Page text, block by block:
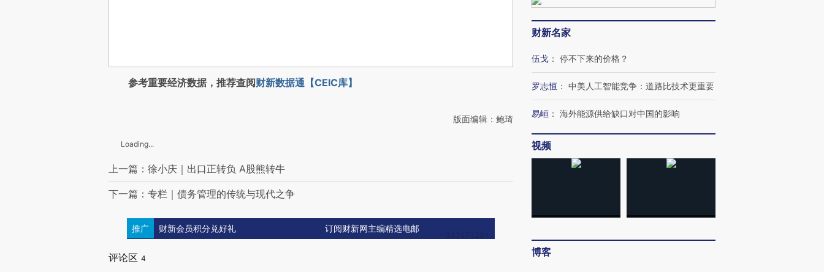
参考重要经济数据，推荐查阅财新数据通【CEIC库】
版面编辑：鲍琦
Loading...
上一篇：徐小庆｜出口正转负 A股熊转牛
下一篇：专栏｜债务管理的传统与现代之争
推广 财新会员积分兑好礼 订阅财新网主编精选电邮
评论区 4
财新名家
伍戈 ： 停不下来的价格？
罗志恒 ： 中美人工智能竞争：道路比技术更重要
易峘 ： 海外能源供给缺口对中国的影响
视频
博客